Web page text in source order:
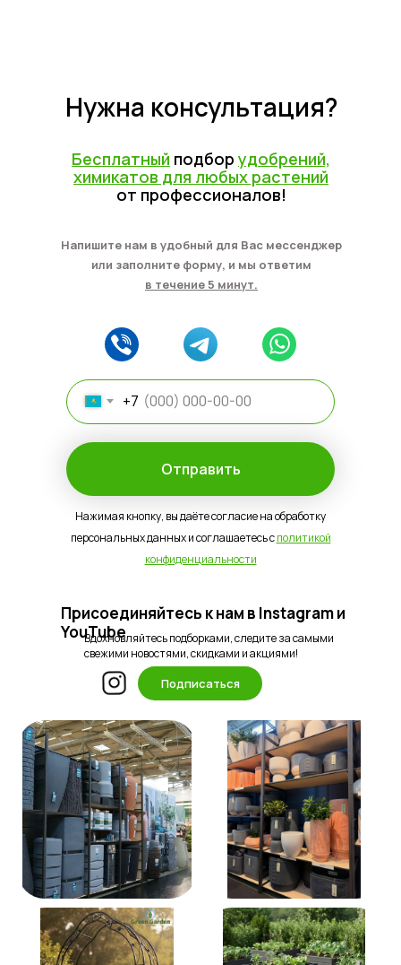
Нужна консультация?
Напишите нам в удобный для Вас мессенджер
или заполните форму, и мы ответим
в течение 5 минут.
+7
Отправить
Нажимая кнопку, вы даёте согласие на обработку
персональных данных и соглашаетесь сполитикой
конфиденциальности
Бесплатный подбор удобрений,
химикатов для любых растений
от профессионалов!
Присоединяйтесь к нам в Instagram и
YouTube
Вдохновляйтесь подборками, следите за самыми
свежими новостями, скидками и акциями!
Подписаться